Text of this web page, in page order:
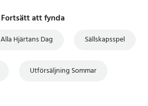
Fortsätt att fynda
Alla Hjärtans Dag Sällskapsspel
Utförsäljning Sommar